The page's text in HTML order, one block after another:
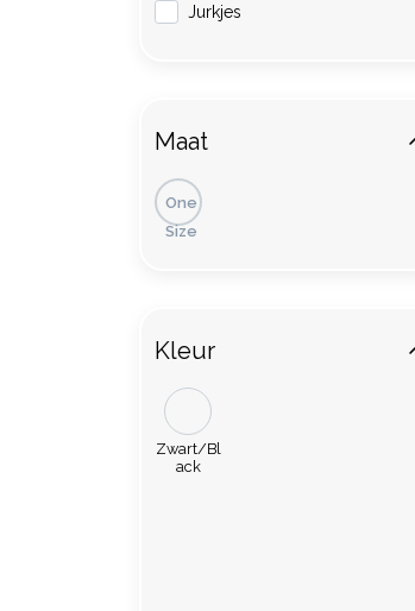
Jurkjes
Maat
One
Size
Kleur
Zwart/Bl
ack